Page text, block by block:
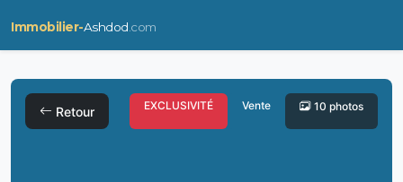
Immobilier-Ashdod .com
Retour EXCLUSIVITÉ Vente 10 photos